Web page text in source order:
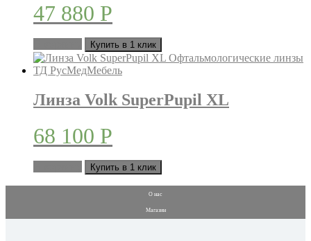
47 880 Р
Купить в 1 клик
Линза Volk SuperPupil XL
68 100 Р
Купить в 1 клик
О нас
Магазин